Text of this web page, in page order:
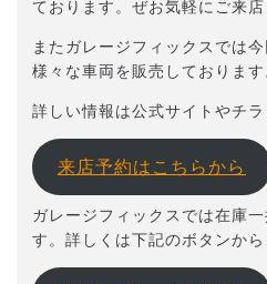
ております。ぜお気軽にご来店
またガレージフィックスでは
様々な車両を販売しております
詳しい情報は公式サイトやチ
来店予約はこちらから
ガレージフィックスでは在庫
す。詳しくは下記のボタンから